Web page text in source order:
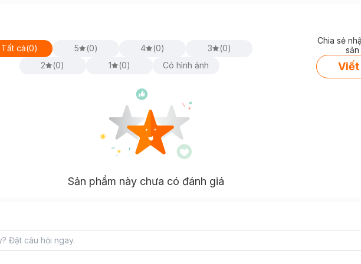
Tất cả(0) 5 (0) 4 (0) 3 (0)
2
(0) 1 (0) Có hình ảnh
Chia sẻ
Viết
Sản phẩm này chưa có đánh giá